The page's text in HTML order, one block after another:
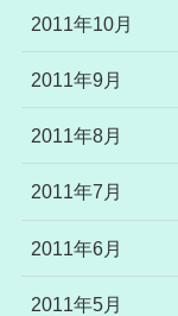
2011年10月
2011年9月
2011年8月
2011年7月
2011年6月
2011年5月